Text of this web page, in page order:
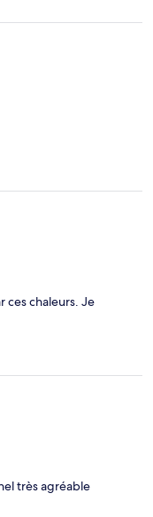
ces chaleurs. Je
très agréable